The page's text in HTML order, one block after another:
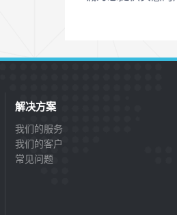
解决方案
我们的服务
我们的客户
常见问题